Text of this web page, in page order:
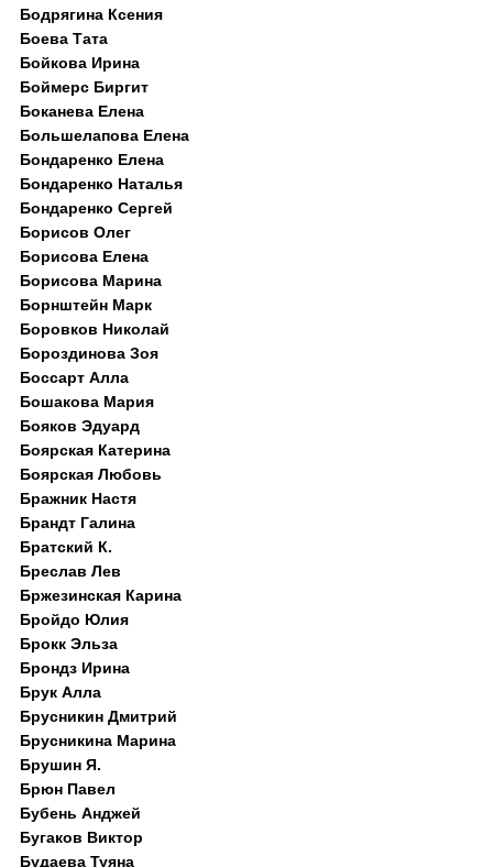
Бодрягина Ксения
Боева Тата
Бойкова Ирина
Боймерс Биргит
Боканева Елена
Большелапова Елена
Бондаренко Елена
Бондаренко Наталья
Бондаренко Сергей
Борисов Олег
Борисова Елена
Борисова Марина
Борнштейн Марк
Боровков Николай
Бороздинова Зоя
Боссарт Алла
Бошакова Мария
Бояков Эдуард
Боярская Катерина
Боярская Любовь
Бражник Настя
Брандт Галина
Братский К.
Бреслав Лев
Бржезинская Карина
Бройдо Юлия
Брокк Эльза
Брондз Ирина
Брук Алла
Брусникин Дмитрий
Брусникина Марина
Брушин Я.
Брюн Павел
Бубень Анджей
Бугаков Виктор
Будаева Туяна